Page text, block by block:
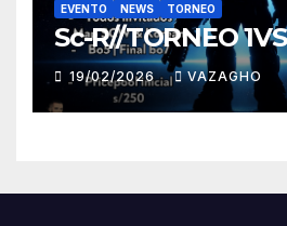
EVENTO NEWS TORNEO
Sc-R//TORNEO
19/02/2026 VAZAGHO